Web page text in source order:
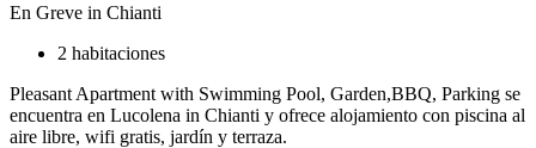
En Greve in Chianti
2 habitaciones
Pleasant Apartment with Swimming Pool, Garden,BBQ, Parking se
encuentra en Lucolena in Chianti y ofrece alojamiento con piscina al
aire libre, wifi gratis, jardín y terraza.